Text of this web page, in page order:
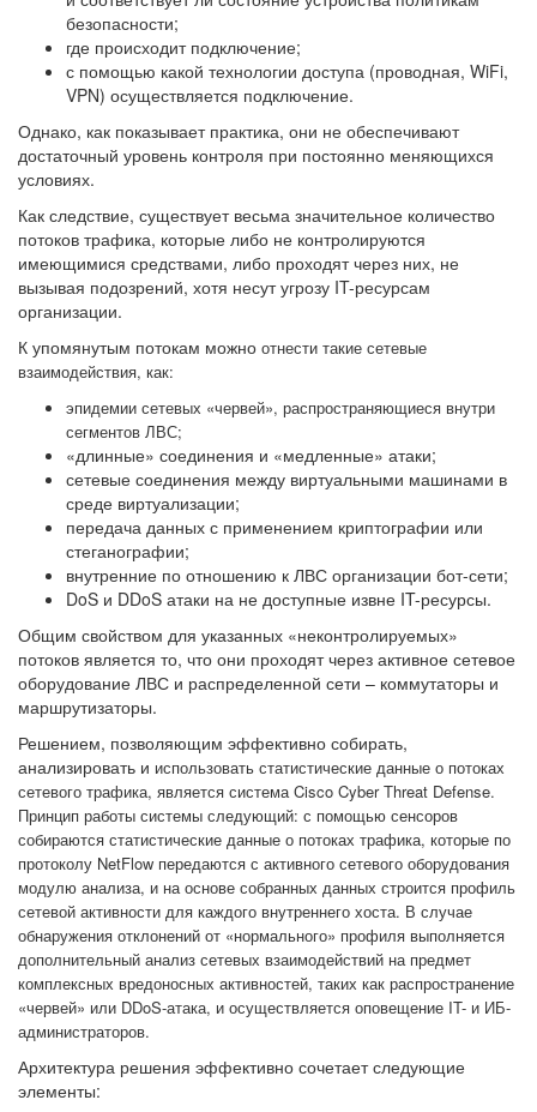
безопасности;
где происходит подключение;
с помощью какой технологии доступа (проводная, WiFi,
VPN) осуществляется подключение.
Однако, как показывает практика, они не обеспечивают
достаточный уровень контроля при постоянно меняющихся
условиях.
Как следствие, существует весьма значительное количество
потоков трафика, которые либо не контролируются
имеющимися средствами, либо проходят через них, не
вызывая подозрений, хотя несут угрозу IT-ресурсам
организации.
К упомянутым потокам можно отнести такие сетевые
взаимодействия, как:
эпидемии сетевых «червей», распространяющиеся внутри
сегментов ЛВС;
«длинные» соединения и «медленные» атаки;
сетевые соединения между виртуальными машинами в
среде виртуализации;
передача данных с применением криптографии или
стеганографии;
внутренние по отношению к ЛВС организации бот-сети;
DoS и DDoS атаки на не доступные извне IT-ресурсы.
Общим свойством для указанных «неконтролируемых»
потоков является то, что они проходят через активное сетевое
оборудование ЛВС и распределенной сети – коммутаторы и
маршрутизаторы.
Решением, позволяющим эффективно собирать,
анализировать и использовать статистические данные о потоках
сетевого трафика, является система Cisco Cyber Threat Defense.
Принцип работы системы следующий: с помощью сенсоров
собираются статистические данные о потоках трафика, которые по
протоколу NetFlow передаются с активного сетевого оборудования
модулю анализа, и на основе собранных данных строится профиль
сетевой активности для каждого внутреннего хоста. В случае
обнаружения отклонений от «нормального» профиля выполняется
дополнительный анализ сетевых взаимодействий на предмет
комплексных вредоносных активностей, таких как распространение
«червей» или DDoS-атака, и осуществляется оповещение IT- и ИБ-
администраторов.
Архитектура решения эффективно сочетает следующие
элементы: